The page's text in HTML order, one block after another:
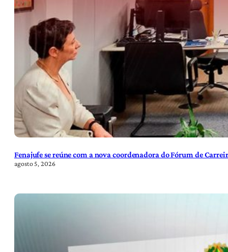
Fenajufe se reúne com a nova coordenadora do Fórum de
agosto 5, 2026